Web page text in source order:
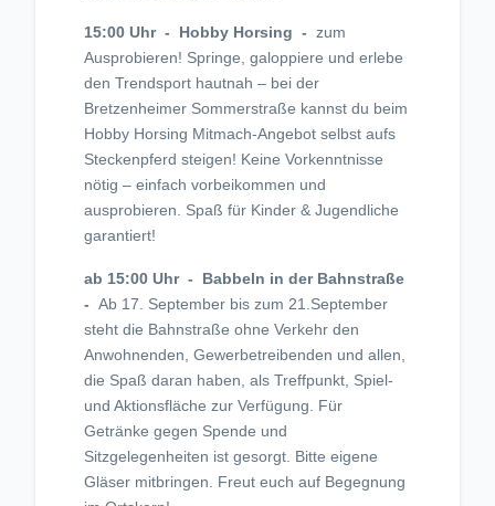
15:00 Uhr - Hobby Horsing - zum
Ausprobieren! Springe, galoppiere und erlebe
den Trendsport hautnah – bei der
Bretzenheimer Sommerstraße kannst du beim
Hobby Horsing Mitmach-Angebot selbst aufs
Steckenpferd steigen! Keine Vorkenntnisse
nötig – einfach vorbeikommen und
ausprobieren. Spaß für Kinder & Jugendliche
garantiert!
ab 15:00 Uhr - Babbeln in der Bahnstraße
- Ab 17. September bis zum 21.September
steht die Bahnstraße ohne Verkehr den
Anwohnenden, Gewerbetreibenden und allen,
die Spaß daran haben, als Treffpunkt, Spiel-
und Aktionsfläche zur Verfügung. Für
Getränke gegen Spende und
Sitzgelegenheiten ist gesorgt. Bitte eigene
Gläser mitbringen. Freut euch auf Begegnung